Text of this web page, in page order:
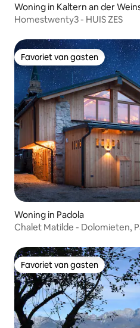
Woning in Kaltern an der
Homestwenty3 - HUIS ZES
Favoriet van gasten
Favoriet van gasten
Woning in Padola
Chalet Matilde - Dolomieten,
Favoriet van gasten
Favoriet van gasten